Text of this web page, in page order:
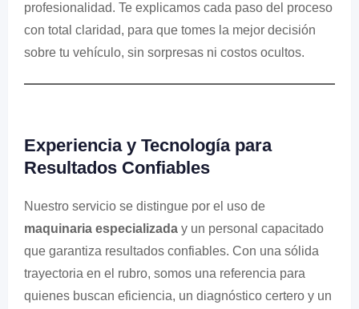
profesionalidad. Te explicamos cada paso del proceso
con total claridad, para que tomes la mejor decisión
sobre tu vehículo, sin sorpresas ni costos ocultos.
Experiencia y Tecnología para
Resultados Confiables
Nuestro servicio se distingue por el uso de
maquinaria especializada y un personal capacitado
que garantiza resultados confiables. Con una sólida
trayectoria en el rubro, somos una referencia para
quienes buscan eficiencia, un diagnóstico certero y un